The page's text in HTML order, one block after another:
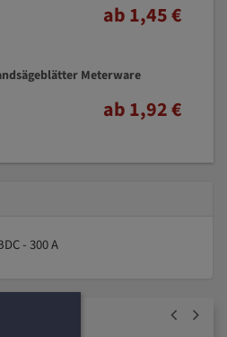
ab 1,45 €
Meterware
ab 1,92 €
- 300 A